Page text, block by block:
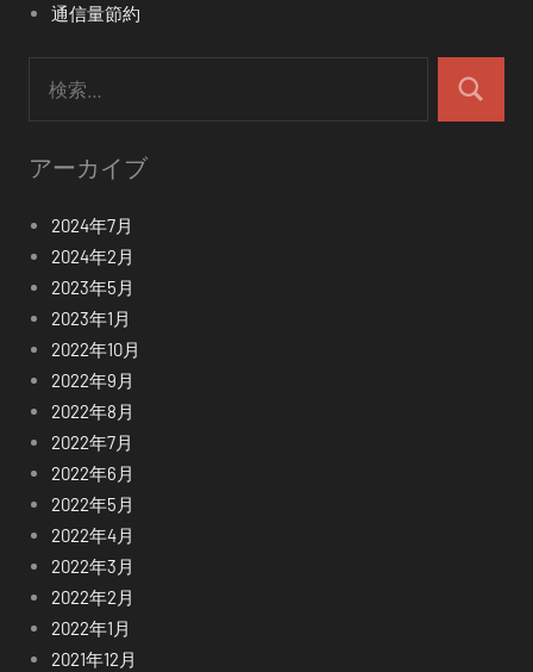
通信量節約
検
アーカイブ
2024年7月
2024年2月
2023年5月
2023年1月
2022年10月
2022年9月
2022年8月
2022年7月
2022年6月
2022年5月
2022年4月
2022年3月
2022年2月
2022年1月
2021年12月